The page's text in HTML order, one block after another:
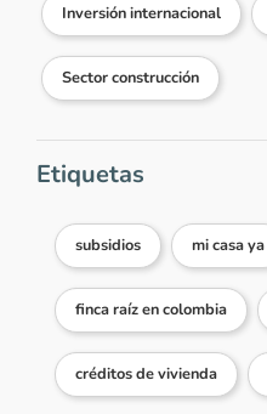
Inversión internacional
Sector construcción
Etiquetas
subsidios mi casa ya
finca raíz en colombia
créditos de vivienda